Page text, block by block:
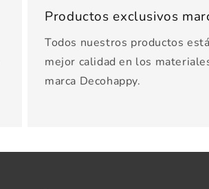
Productos exclusivos
Todos nuestros productos
mejor calidad en los
marca Decohappy.